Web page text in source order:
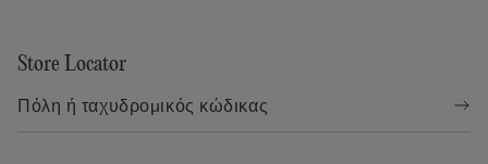
Store Locator